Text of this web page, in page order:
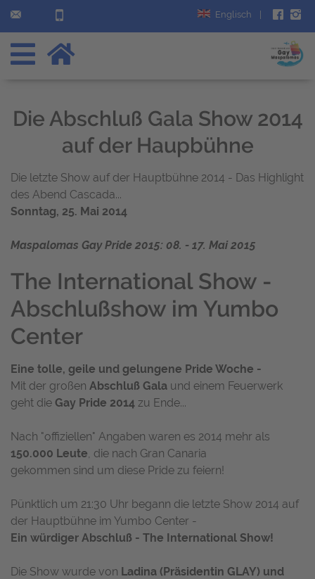
Englisch
Die Abschluß Gala Show 2014
auf der Haupbühne
Die letzte Show auf der Hauptbühne 2014 - Das Highlight
des Abend Cascada...
Sonntag, 25. Mai 2014
Maspalomas Gay Pride 2015: 08. - 17. Mai 2015
The International Show -
Abschlußshow im Yumbo
Center
Eine tolle, geile und gelungene Pride Woche -
Mit der großen Abschluß Gala und einem Feuerwerk
geht die Gay Pride 2014 zu Ende...
Nach "offiziellen" Angaben waren es 2014 mehr als
150.000 Leute, die nach Gran Canaria
gekommen sind um diese Pride zu feiern!
Pünktlich um 21:30 Uhr begann die letzte Show 2014 auf
der Hauptbühne im Yumbo Center -
Ein würdiger Abschluß - The International Show!
Die Show wurde von Ladina (Präsidentin GLAY) und